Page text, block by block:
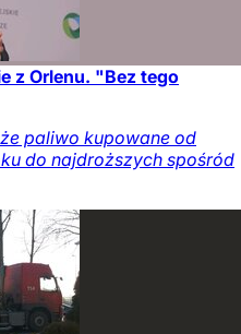
z Orlenu. "Bez tego
paliwo kupowane od
do najdroższych spośród